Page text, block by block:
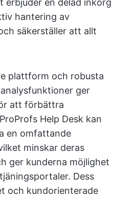
erbjuder en delad inkorg
hantering av
säkerställer att allt
plattform och robusta
ger
att förbättra
Help Desk kan
en omfattande
minskar deras
ger kunderna möjlighet
Dess
och kundorienterade